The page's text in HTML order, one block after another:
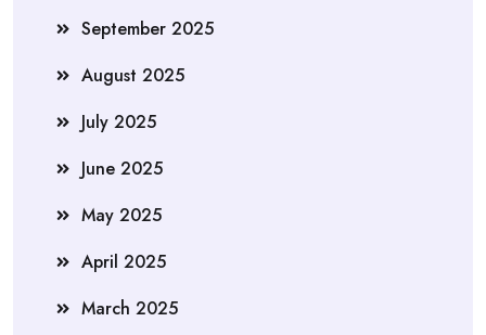
September 2025
August 2025
July 2025
June 2025
May 2025
April 2025
March 2025